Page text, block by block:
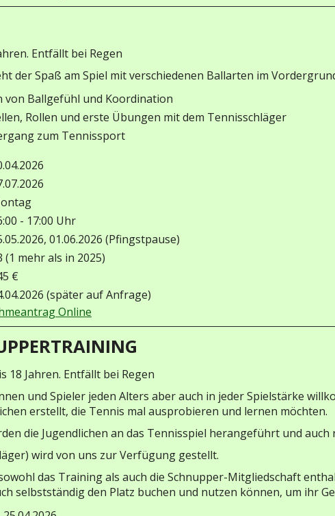
Entfällt bei Regen
der Spaß am Spiel mit verschiedenen Ballarten im
von Ballgefühl und Koordination
Rollen und erste Übungen mit dem Tennisschläger
zum Tennissport
- 17:00 Uhr
01.06.2026 (Pfingstpause)
(1 mehr als in 2025)
€
(später auf Anfrage)
Online
18 Jahren. Entfällt bei Regen
und Spieler jeden Alters aber auch in jeder Spielstärke
erstellt, die Tennis mal ausprobieren und lernen möchten.
die Jugendlichen an das Tennisspiel herangeführt und auch
wird von uns zur Verfügung gestellt.
das Training als auch die Schnupper-Mitgliedschaft
selbstständig den Platz buchen und nutzen können, um ihr